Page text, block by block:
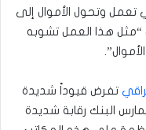
تعمل وتحول الأموال إلى
“مثل هذا العمل تشوبه
تفرض قيوداً شديدة
البنك رقابة شديدة